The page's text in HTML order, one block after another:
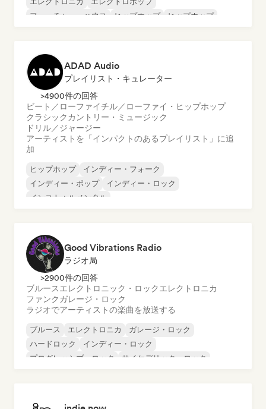
フューチャー・ハウス
ヒップホップ
ヒップホップ
ADAD Audio
プレイリスト・キュレーター
>4900件の回答
ビート／ローファイチル／ローファイ・ヒップホップ
クラシック カントリー・ミュージック
ドリル／ジャージー
アーティストを「インパクトのあるプレイリスト」に追
加
ヒップホップ
インディー・フォーク
インディー・ポップ
インディー・ロック
インストゥルメンタル
Good Vibrations Radio
ラジオ局
>2900件の回答
ブルースエレクトロニック・ロックエレクトロニカ
ファンクガレージ・ロック
ラジオでアーティストの楽曲を放送する
ブルース エレクトロニカ
ガレージ・ロック
ハードロック
インディー・ロック
プログレッシブ・ロック
サイケデリック・ロック